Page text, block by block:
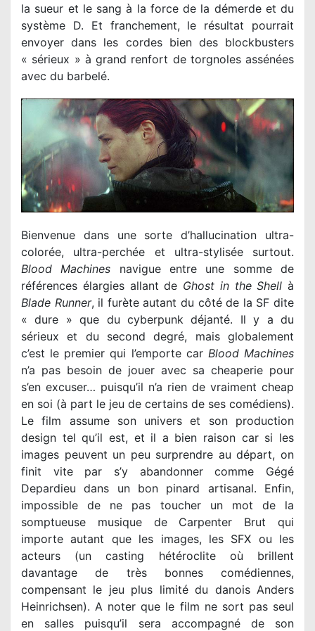
la sueur et le sang à la force de la démerde et du
système D. Et franchement, le résultat pourrait
envoyer dans les cordes bien des blockbusters
« sérieux » à grand renfort de torgnoles assénées
avec du barbelé.
Bienvenue dans une sorte d’hallucination ultra-
colorée, ultra-perchée et ultra-stylisée surtout.
Blood Machines navigue entre une somme de
références élargies allant de Ghost in the Shell à
Blade Runner, il furète autant du côté de la SF dite
« dure » que du cyberpunk déjanté. Il y a du
sérieux et du second degré, mais globalement
c’est le premier qui l’emporte car Blood Machines
n’a pas besoin de jouer avec sa cheaperie pour
s’en excuser… puisqu’il n’a rien de vraiment cheap
en soi (à part le jeu de certains de ses comédiens).
Le film assume son univers et son production
design tel qu’il est, et il a bien raison car si les
images peuvent un peu surprendre au départ, on
finit vite par s’y abandonner comme Gégé
Depardieu dans un bon pinard artisanal. Enfin,
impossible de ne pas toucher un mot de la
somptueuse musique de Carpenter Brut qui
importe autant que les images, les SFX ou les
acteurs (un casting hétéroclite où brillent
davantage de très bonnes comédiennes,
compensant le jeu plus limité du danois Anders
Heinrichsen). A noter que le film ne sort pas seul
en salles puisqu’il sera accompagné de son